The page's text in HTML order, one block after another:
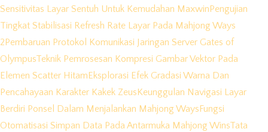
Sensitivitas Layar Sentuh Untuk Kemudahan Maxwin Pengujian
Tingkat Stabilisasi Refresh Rate Layar Pada Mahjong Ways
2 Pembaruan Protokol Komunikasi Jaringan Server Gates of
OlympusTeknik Pemrosesan Kompresi Gambar Vektor Pada
Elemen Scatter Hitam Eksplorasi Efek Gradasi Warna Dan
Pencahayaan Karakter Kakek Zeus Keunggulan Navigasi Layar
Berdiri Ponsel Dalam Menjalankan Mahjong Ways Fungsi
Otomatisasi Simpan Data Pada Antarmuka Mahjong WinsTata